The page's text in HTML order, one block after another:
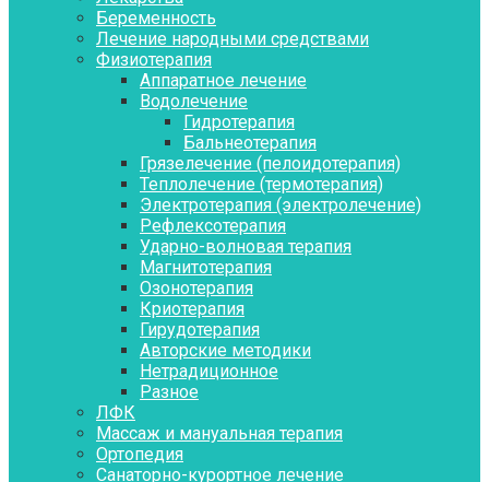
Беременность
Лечение народными средствами
Физиотерапия
Аппаратное лечение
Водолечение
Гидротерапия
Бальнеотерапия
Грязелечение (пелоидотерапия)
Теплолечение (термотерапия)
Электротерапия (электролечение)
Рефлексотерапия
Ударно-волновая терапия
Магнитотерапия
Озонотерапия
Криотерапия
Гирудотерапия
Авторские методики
Нетрадиционное
Разное
ЛФК
Массаж и мануальная терапия
Ортопедия
Санаторно-курортное лечение